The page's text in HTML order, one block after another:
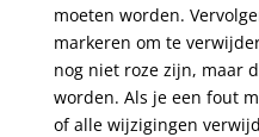
moeten worden.
markeren om te
nog niet roze zijn, maar
worden. Als je een fout
of alle wijzigingen